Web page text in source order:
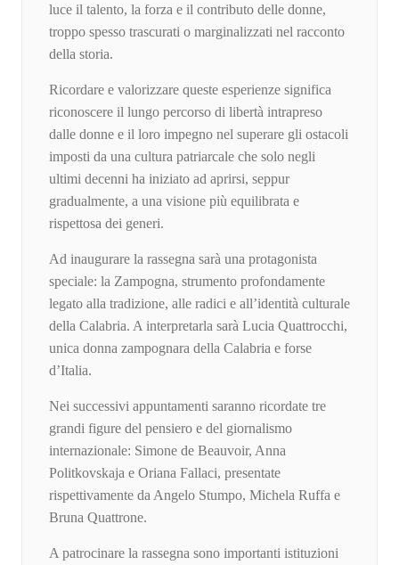
luce il talento, la forza e il contributo delle donne,
troppo spesso trascurati o marginalizzati nel racconto
della storia.
Ricordare e valorizzare queste esperienze significa
riconoscere il lungo percorso di libertà intrapreso
dalle donne e il loro impegno nel superare gli ostacoli
imposti da una cultura patriarcale che solo negli
ultimi decenni ha iniziato ad aprirsi, seppur
gradualmente, a una visione più equilibrata e
rispettosa dei generi.
Ad inaugurare la rassegna sarà una protagonista
speciale: la Zampogna, strumento profondamente
legato alla tradizione, alle radici e all’identità culturale
della Calabria. A interpretarla sarà Lucia Quattrocchi,
unica donna zampognara della Calabria e forse
d’Italia.
Nei successivi appuntamenti saranno ricordate tre
grandi figure del pensiero e del giornalismo
internazionale: Simone de Beauvoir, Anna
Politkovskaja e Oriana Fallaci, presentate
rispettivamente da Angelo Stumpo, Michela Ruffa e
Bruna Quattrone.
A patrocinare la rassegna sono importanti istituzioni